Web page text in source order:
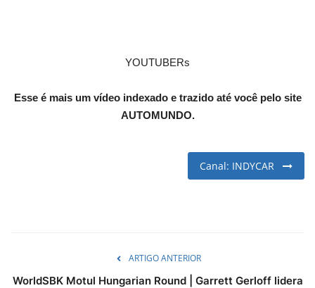
YOUTUBERs
Esse é mais um vídeo indexado e trazido até você pelo site
AUTOMUNDO.
Canal: INDYCAR
ARTIGO ANTERIOR
WorldSBK Motul Hungarian Round | Garrett Gerloff lidera